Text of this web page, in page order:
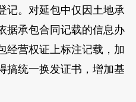
记。对延包中仅因土地承
据承包合同记载的信息办
经营权证上标注记载，加
搞统一换发证书，增加基